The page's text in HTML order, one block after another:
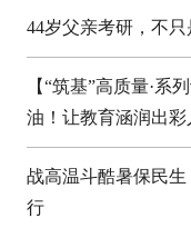
44岁父亲考研，不
【“筑基”高质量·系
油！让教育涵润出彩
战高温斗酷暑保民
行